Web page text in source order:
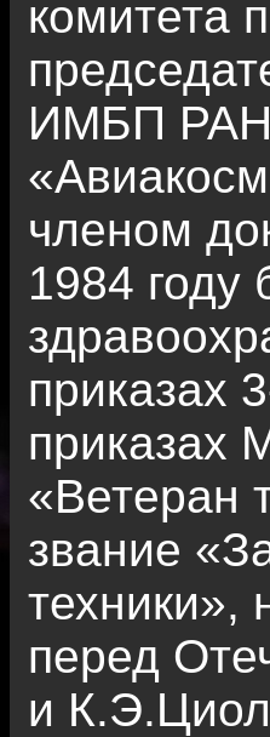
комитета
ИМБП РАН,
членом
1984 году
приказах
приказах
«Ветеран
звание
техники»,
перед
и